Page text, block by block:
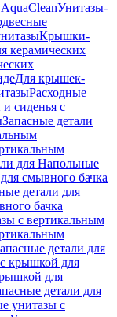
Унитазы-
Крышки-
керамических
Для крышек-
Расходные
сиденья с
Запасные детали
для Напольные
смывного бачка
детали для
бачка
с вертикальным
детали для
крышкой для
для
детали для
унитазы с